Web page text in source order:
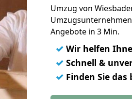
Umzug von
Angebote in 3 Min.
✓ Wir helfen
✓ Schnell &
✓ Finden Sie